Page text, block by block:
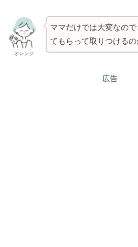
オレンジ
ママだけでは大変なの
てもらって取りつけるの
広告